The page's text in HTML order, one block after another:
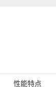
性能特点